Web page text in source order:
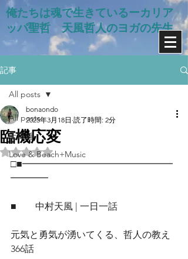
俺たちは魂で生きているー​カリア
ッパ聖哲 天風哲人のヨガの先生
記事
All posts
天風道
Love & Beach+Music
All posts
臨機応変
bonaondo
2025年3月18日 読了時間: 2分
5つ星のうちNaNと評価されています。
□■━━━━━━━━━━━━━━━━
━━━━
■　　中村天風 | 一日一話
元気と勇気が湧いてくる、哲人の教え
366話